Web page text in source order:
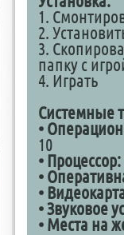
1.
2.
3.
папку с
4. Играть
Cистемные
•
10
• Процессор:
•
•
• Звуковое
• Места на